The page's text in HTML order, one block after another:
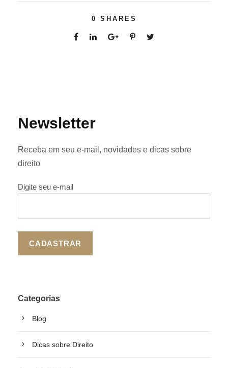
0 SHARES
Newsletter
Receba em seu e-mail, novidades e dicas sobre
direito
Digite seu e-mail
Categorias
Blog
Dicas sobre Direito